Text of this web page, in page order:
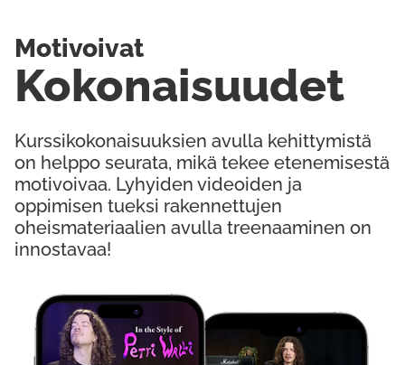
Kurssikokonaisuuksien avulla kehittymistä
on helppo seurata, mikä tekee etenemisestä
motivoivaa. Lyhyiden videoiden ja
oppimisen tueksi rakennettujen
oheismateriaalien avulla treenaaminen on
innostavaa!
Kokonaisuudet
Motivoivat